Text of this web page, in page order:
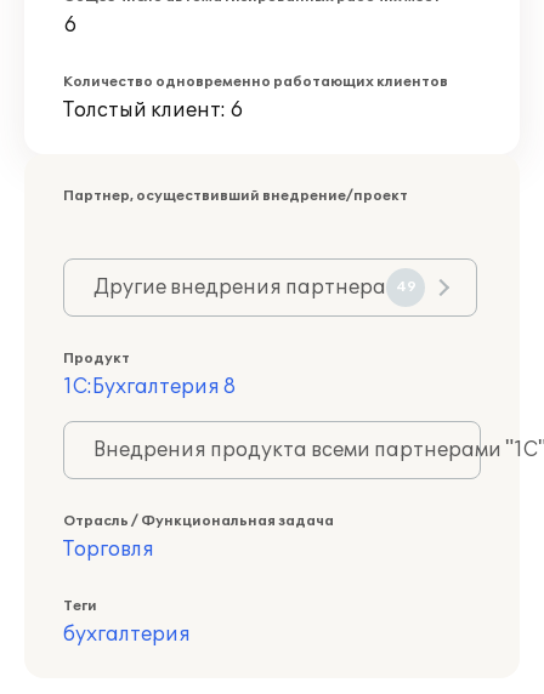
6
Количество одновременно работающих клиентов
Толстый клиент: 6
Партнер, осуществивший внедрение/проект
Другие внедрения партнера 49
Продукт
1С:Бухгалтерия 8
Внедрения продукта всеми партнерами
Отрасль / Функциональная задача
Торговля
Теги
бухгалтерия